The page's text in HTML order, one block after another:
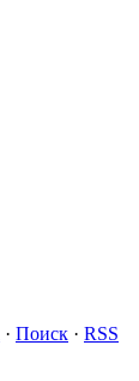
· Поиск · RSS